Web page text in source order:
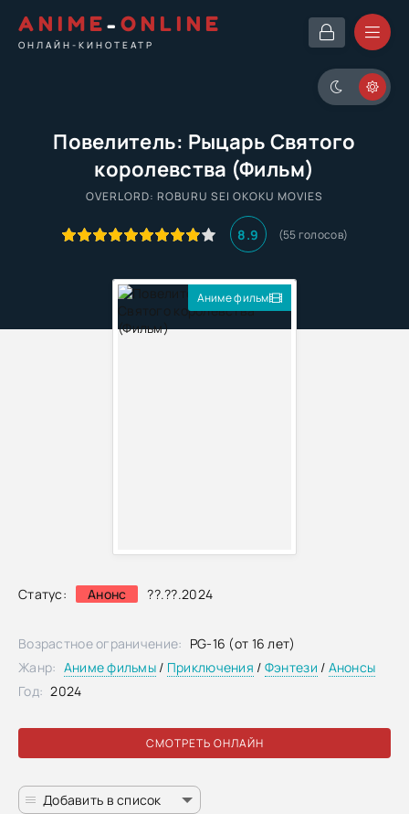
ANIME- ONLINE
ОНЛАЙН-КИНОТЕАТР
Повелитель: Рыцарь Святого
королевства (Фильм)
OVERLORD: ROBURU SEI OKOKU MOVIES
8.9 (55 голосов)
Статус: Анонс ??.??.2024
Аниме фильм
СМОТРЕТЬ ОНЛАЙН
Добавить в список
Возрастное ограничение: PG-16 (от 16 лет)
Жанр: Аниме фильмы / Приключения / Фэнтези / Анонсы
Год: 2024